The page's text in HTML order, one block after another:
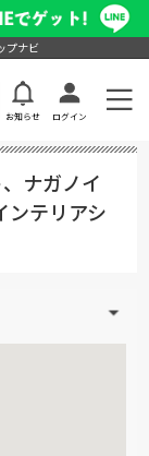
プナビ
お知らせ ログイン
ナガノイ
ンテリアシ